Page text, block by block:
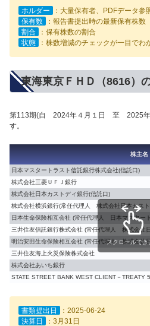
ホルダー
：大量保有者、PDFデータ参
保有数
：報告書提出時の最新保有株数
割合
：保有株数の割合
状態
：株数増減のチェックが一目でわ
東海東京ＦＨＤ（8616）
第113期(自 2024年４月１日 至 2025年
す。
株主名
日本マスタートラスト信託銀行株式会社(信託口)
株式会社三菱ＵＦＪ銀行
株式会社日本カストディ銀行(信託口)
株式会社横浜銀行(常任代理人 株式会社日本カス
日本生命保険相互会社 (常任代理人 日本マスター
三井住友信託銀行株式会社 (常任代理人 株式会社
明治安田生命保険相互会社 (常任代理人 株式会社
三井住友海上火災保険株式会社
株式会社あいち銀行
STATE STREET BANK WEST CLIENT－
スクロールでき
書類提出日
：2025-06-24
決算日
：3月31日